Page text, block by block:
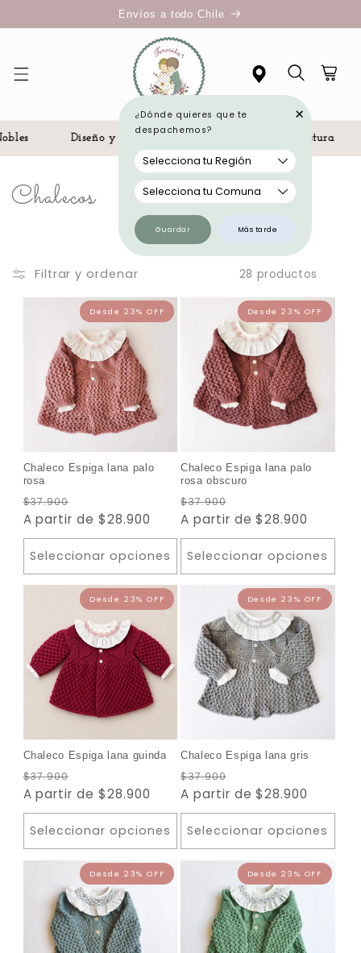
al contenido
Envíos a todo Chile
¿Dónde quieres que te
despachemos?
+
Guardar Más tarde
Diseño y Fabricación Chilena Alta Costura
C
l
Chalecos
Filtrar y ordenar 28 productos
Desde 23% OFF
Chaleco Espiga lana palo
rosa
Precio
habitual
$37.900
de
oferta
A partir de $28.900
Seleccionar opciones
Desde
Chaleco Espiga lana palo
rosa obscuro
Precio
habitual
$37.900
de
oferta
A partir de $28.900
Seleccionar opciones
Desde 23% OFF
Chaleco Espiga lana guinda
Precio
habitual
$37.900
de
oferta
A partir de $28.900
Seleccionar opciones
Chaleco Espiga lana gris
Precio
habitual
$37.900
de
oferta
A partir de $28.900
Seleccionar opciones